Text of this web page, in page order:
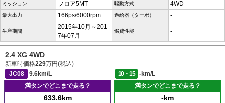
ミッション フロア5MT 駆動方式 4WD
最大出力 166ps/6000rpm 過給器（ターボ） -
生産期間
2015年10月～201
7年07月
燃費性能 -
2.4 XG 4WD
新車時価格229万円(税込)
JC08
9.6km/L 10・15
-km/L
満タンでどこまで走る？
633.6km
満タンでどこまで走る？
-km